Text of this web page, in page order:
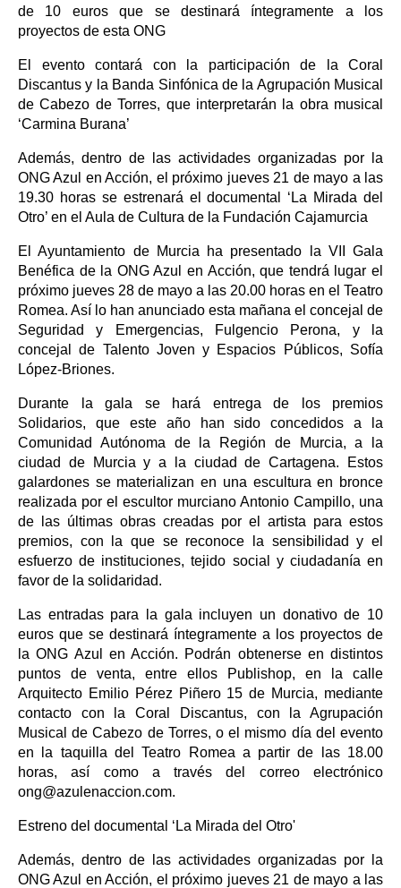
de 10 euros que se destinará íntegramente a los
proyectos de esta ONG
El evento contará con la participación de la Coral
Discantus y la Banda Sinfónica de la Agrupación Musical
de Cabezo de Torres, que interpretarán la obra musical
‘Carmina Burana’
Además, dentro de las actividades organizadas por la
ONG Azul en Acción, el próximo jueves 21 de mayo a las
19.30 horas se estrenará el documental ‘La Mirada del
Otro’ en el Aula de Cultura de la Fundación Cajamurcia
El Ayuntamiento de Murcia ha presentado la VII Gala
Benéfica de la ONG Azul en Acción, que tendrá lugar el
próximo jueves 28 de mayo a las 20.00 horas en el Teatro
Romea. Así lo han anunciado esta mañana el concejal de
Seguridad y Emergencias, Fulgencio Perona, y la
concejal de Talento Joven y Espacios Públicos, Sofía
López-Briones.
Durante la gala se hará entrega de los premios
Solidarios, que este año han sido concedidos a la
Comunidad Autónoma de la Región de Murcia, a la
ciudad de Murcia y a la ciudad de Cartagena. Estos
galardones se materializan en una escultura en bronce
realizada por el escultor murciano Antonio Campillo, una
de las últimas obras creadas por el artista para estos
premios, con la que se reconoce la sensibilidad y el
esfuerzo de instituciones, tejido social y ciudadanía en
favor de la solidaridad.
Las entradas para la gala incluyen un donativo de 10
euros que se destinará íntegramente a los proyectos de
la ONG Azul en Acción. Podrán obtenerse en distintos
puntos de venta, entre ellos Publishop, en la calle
Arquitecto Emilio Pérez Piñero 15 de Murcia, mediante
contacto con la Coral Discantus, con la Agrupación
Musical de Cabezo de Torres, o el mismo día del evento
en la taquilla del Teatro Romea a partir de las 18.00
horas, así como a través del correo electrónico
ong@azulenaccion.com.
Estreno del documental ‘La Mirada del Otro'
Además, dentro de las actividades organizadas por la
ONG Azul en Acción, el próximo jueves 21 de mayo a las